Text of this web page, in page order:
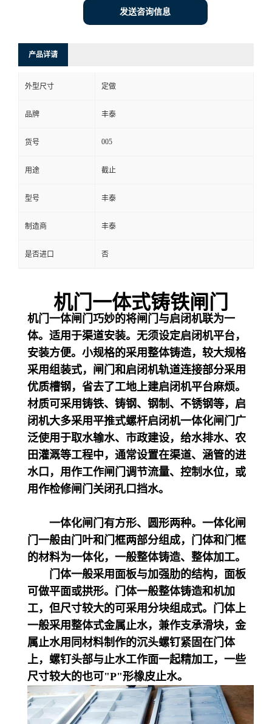
发送咨询信息
产品详请
外型尺寸 定做
品牌 丰泰
货号 005
用途 截止
型号 丰泰
制造商 丰泰
是否进口 否
机门一体式铸铁闸门
机门一体闸门 巧妙的将闸门与启闭机联为一
体。适用于渠道安装。无须设定启闭机平台，
安装方便。小规格的采用整体铸造，较大规格
采用组装式，闸门和启闭机轨道连接部分采用
优质槽钢，省去了工地上建启闭机平台麻烦。
材质可采用铸铁、铸钢、钢制、不锈钢等，启
闭机大多采用平推式螺杆启闭机一体化闸门广
泛使用于取水输水、市政建设，给水排水、农
田灌溉等工程中，通常设置在渠道、涵管的进
水口，用作工作闸门调节流量、控制水位，或
用作检修闸门关闭孔口挡水。
一体化闸门有方形、圆形两种。一体化闸
门一般由门叶和门框两部分组成，门体和门框
的材料为一体化，一般整体铸造、整体加工。
门体一般采用面板与加强肋的结构，面板
可做平面或拱形。门体一般整体铸造和机加
工，但尺寸较大的可采用分块组成式。门体上
一般采用整体式金属止水，兼作支承滑块，金
属止水用同材料制作的沉头螺钉紧固在门体
上，螺钉头部与止水工作面一起精加工，一些
尺寸较大的也可"P"形橡皮止水。